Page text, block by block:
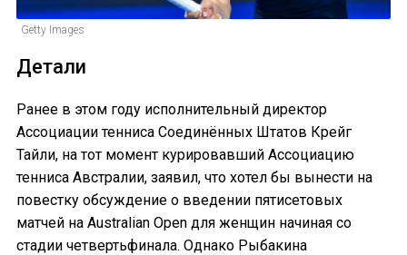
Getty Images
Детали
Ранее в этом году исполнительный директор
Ассоциации тенниса Соединённых Штатов Крейг
Тайли, на тот момент курировавший Ассоциацию
тенниса Австралии, заявил, что хотел бы вынести на
повестку обсуждение о введении пятисетовых
матчей на Australian Open для женщин начиная со
стадии четвертьфинала. Однако Рыбакина